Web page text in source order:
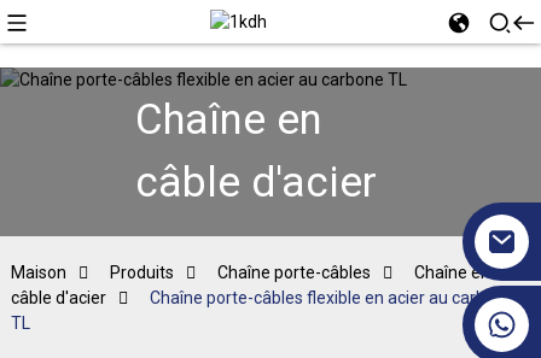
Chaîne en
câble d'acier
Maison Produits Chaîne porte-câbles
Chaîne en
câble d'acier
Chaîne porte-câbles flexible en acier au carbone
TL